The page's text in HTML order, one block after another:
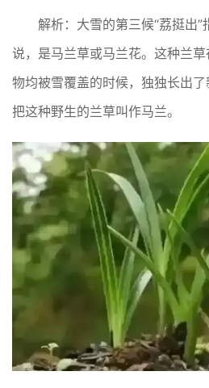
解析：大雪的第三候“荔挺出
说，是马兰草或马兰花‌。这种兰
物均被雪覆盖的时候，独独长出
把这种野生的兰草叫作马兰‌。